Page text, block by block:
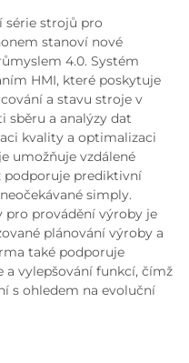
série strojů pro
stanoví nové
4.0. Systém
HMI, které poskytuje
a stavu stroje v
sběru a analýzy dat
kvality a optimalizaci
umožňuje vzdálené
podporuje prediktivní
simply.
pro provádění výroby je
plánování výroby a
také podporuje
a vylepšování funkcí, čímž
s ohledem na evoluční